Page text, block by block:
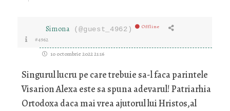
Simona (@guest_4962) Offline
#4962
10 octombrie 2022 21:16
Singurul lucru pe care trebuie sa-l faca parintele
Visarion Alexa este sa spuna adevarul! Patriarhia
Ortodoxa daca mai vrea ajutorul lui Hristos,al